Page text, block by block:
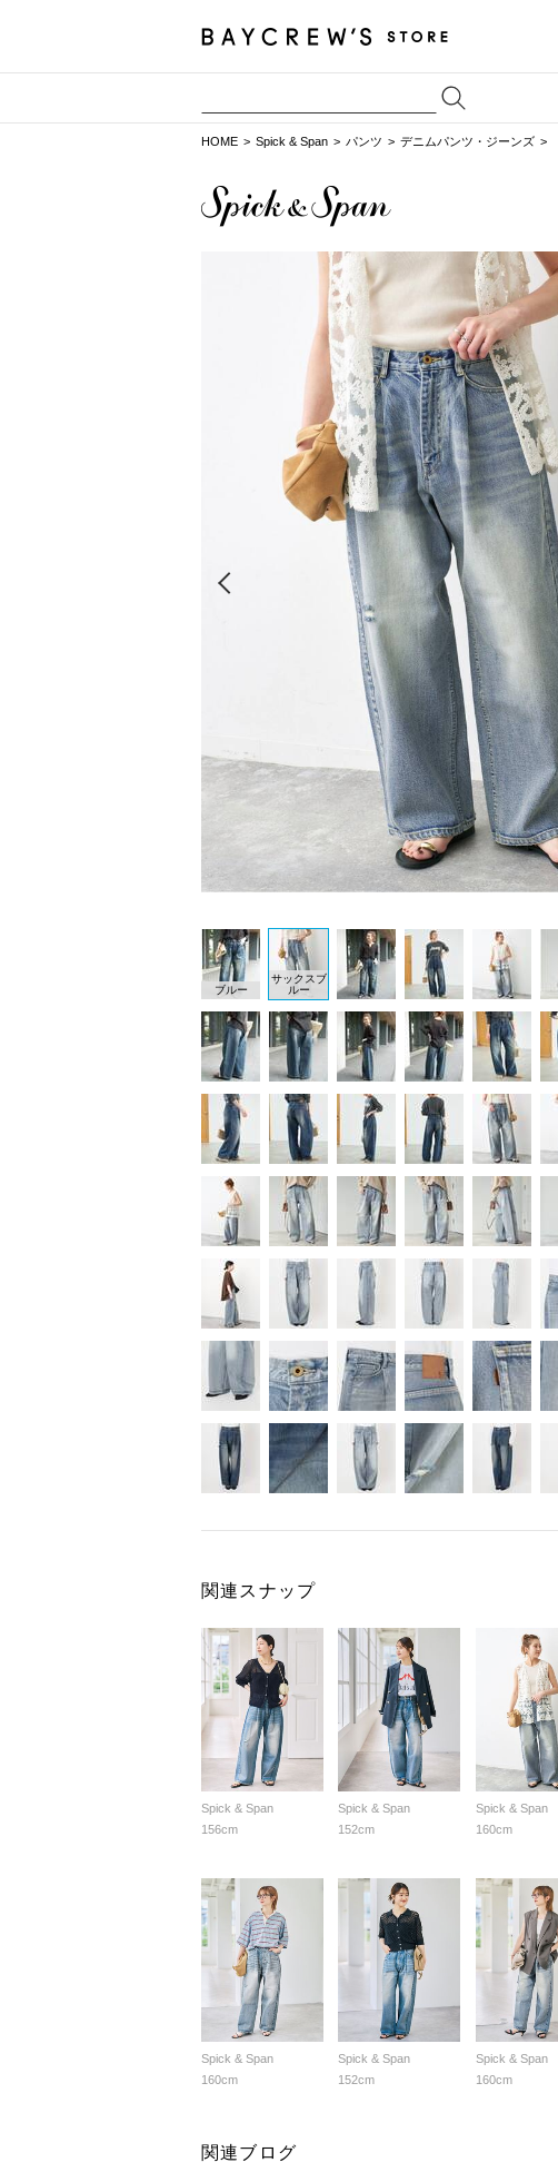
HOME Spick & Span パンツ デニムパンツ・ジーンズ
ブルー
サックスブ
ルー
関連スナップ
Spick & Span
156cm
Spick & Span
152cm
Spick & Span
160cm
Spick & Span
160cm
Spick & Span
152cm
Spick & Span
160cm
関連ブログ